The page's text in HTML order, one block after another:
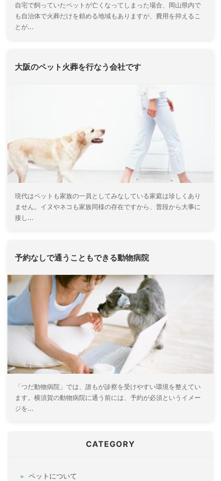
自宅で飼っていたペットが亡くなってしまった場合、岡山県内で
も自治体で火葬だけを頼める地域もありますが、費用を抑えるこ
とが...
大阪のペット火葬を行なう会社です
現代はペットも家族の一員としてみなしている家庭は珍しくあり
ません。イヌやネコも家族同様の存在ですから、普段から大事に
接し...
予約なしで通うこともできる動物病院
「つだ動物病院」では、誰もが診察を受けやすい環境を整えてい
ます。横須賀の動物病院に通う前には、予約が必須というイメー
ジを...
CATEGORY
ペットについて